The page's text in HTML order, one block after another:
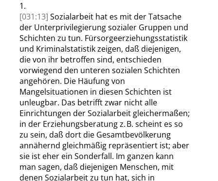
1.
[031:13] Sozialarbeit hat es mit der Tatsache
der Unterprivilegierung sozialer Gruppen und
Schichten zu tun. Fürsorgeerziehungsstatistik
und Kriminalstatistik zeigen, daß diejenigen,
die von ihr betroffen sind, entschieden
vorwiegend den unteren sozialen Schichten
angehören. Die Häufung von
Mangelsituationen in diesen Schichten ist
unleugbar. Das betrifft zwar nicht alle
Einrichtungen der Sozialarbeit gleichermaßen;
in der Erziehungsberatung z. B. scheint es so
zu sein, daß dort die Gesamtbevölkerung
annähernd gleichmäßig repräsentiert ist; aber
sie ist eher ein Sonderfall. Im ganzen kann
man sagen, daß diejenigen Menschen, mit
denen Sozialarbeit zu tun hat, sich in